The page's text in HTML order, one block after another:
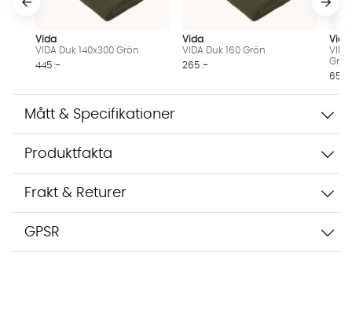
Vida
VIDA Duk 140x300 Grön
445 :-
Vida
VIDA Duk 160 Grön
265 :-
Vida
Grön
65 :-
Mått & Specifikationer
Produktfakta
Frakt & Returer
GPSR